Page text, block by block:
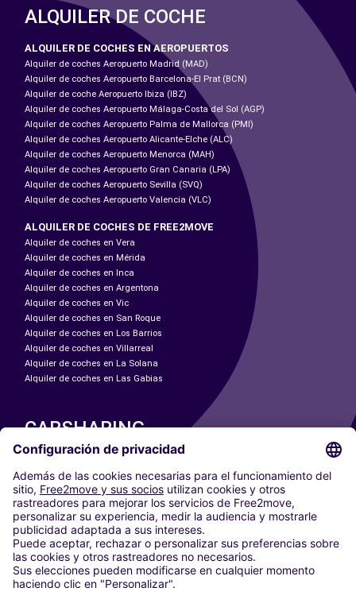
ALQUILER DE COCHE
ALQUILER DE COCHES EN AEROPUERTOS
Alquiler de coches Aeropuerto Madrid (MAD)
Alquiler de coches Aeropuerto Barcelona-El Prat (BCN)
Alquiler de coche Aeropuerto Ibiza (IBZ)
Alquiler de coches Aeropuerto Málaga-Costa del Sol (AGP)
Alquiler de coches Aeropuerto Palma de Mallorca (PMI)
Alquiler de coches Aeropuerto Alicante-Elche (ALC)
Alquiler de coches Aeropuerto Menorca (MAH)
Alquiler de coches Aeropuerto Gran Canaria (LPA)
Alquiler de coches Aeropuerto Sevilla (SVQ)
Alquiler de coches Aeropuerto Valencia (VLC)
ALQUILER DE COCHES DE FREE2MOVE
Alquiler de coches en Vera
Alquiler de coches en Mérida
Alquiler de coches en Inca
Alquiler de coches en Argentona
Alquiler de coches en Vic
Alquiler de coches en San Roque
Alquiler de coches en Los Barrios
Alquiler de coches en Villarreal
Alquiler de coches en La Solana
Alquiler de coches en Las Gabias
CARSHARING
NUESTRAS CIUDADES
Paris
Madrid
Washington DC
Milán
Roma
Turín
Viena
Berlín